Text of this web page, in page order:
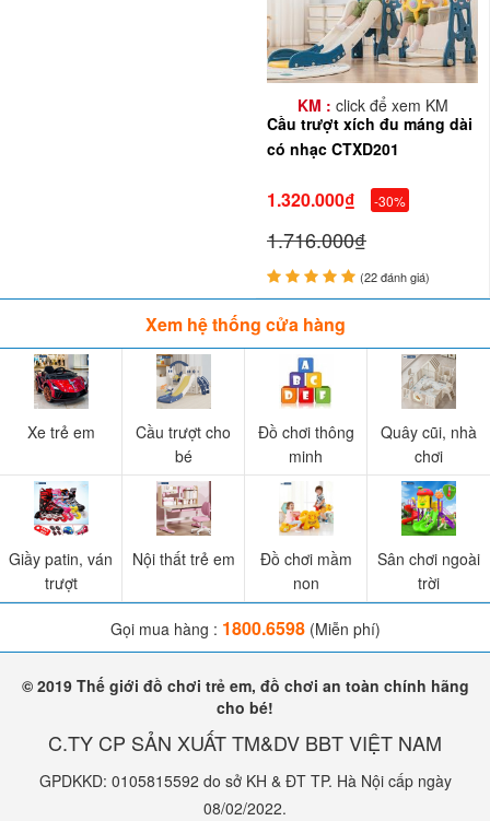
KM : click để xem KM
Cầu trượt xích đu máng dài
có nhạc CTXD201
1.320.000₫ -30%
1.716.000₫
(22 đánh giá)
Xem hệ thống cửa hàng
Xe trẻ em
Cầu trượt cho
bé
Đồ chơi thông
minh
Quây cũi, nhà
chơi
Giầy patin, ván
trượt
Nội thất trẻ em
Đồ chơi mầm
non
Sân chơi ngoài
trời
Gọi mua hàng : 1800.6598(Miễn phí)
© 2019 Thế giới đồ chơi trẻ em, đồ chơi an toàn chính hãng
cho bé!
C.TY CP SẢN XUẤT TM&DV BBT VIỆT NAM
GPDKKD: 0105815592 do sở KH & ĐT TP. Hà Nội cấp ngày
08/02/2022.